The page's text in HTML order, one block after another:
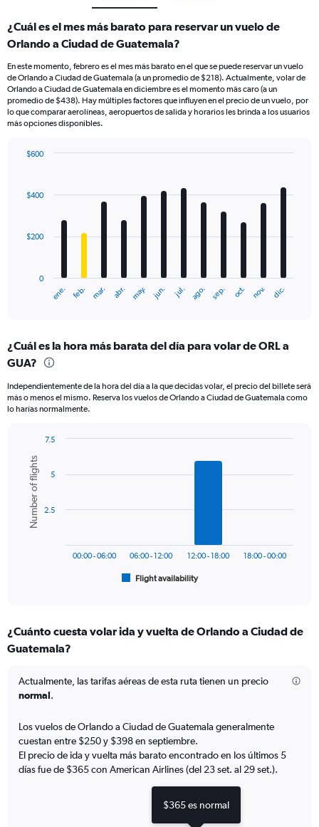
¿Cuál es el mes más barato para reservar un vuelo de
Orlando a Ciudad de Guatemala?
En este momento, febrero es el mes más barato en el que se puede reservar un vuelo
de Orlando a Ciudad de Guatemala (a un promedio de $218). Actualmente, volar de
Orlando a Ciudad de Guatemala en diciembre es el momento más caro (a un
promedio de $438). Hay múltiples factores que influyen en el precio de un vuelo, por
lo que comparar aerolíneas, aeropuertos de salida y horarios les brinda a los usuarios
más opciones disponibles.
with
12
The
Range:
12
The
chart
axis
displaying
values.
Range:
ene. feb. mar. abr. may. jun. jul. ago. sep. oct. nov. dic.
0
$200
$400
$600
¿Cuál es la hora más barata del día para volar de ORL a
GUA?
Independientemente de la hora del día a la que decidas volar, el precio del billete será
más o menos el mismo. Reserva los vuelos de Orlando a Ciudad de Guatemala como
lo harías normalmente.
chart
with
bars.
The
Range:
6
The
has
Y
axis
displaying
Number
Chart
graphic.
Number of flights
Flight availability
00:00 - 06:00 06:00 - 12:00 12:00 - 18:00 18:00 - 00:00
2.5
5
7.5
¿Cuánto cuesta volar ida y vuelta de Orlando a Ciudad de
Guatemala?
Actualmente, las tarifas aéreas de esta ruta tienen un precio
normal.
Los vuelos de Orlando a Ciudad de Guatemala generalmente
cuestan entre $250 y $398 en septiembre.
El precio de ida y vuelta más barato encontrado en los últimos 5
días fue de $365 con American Airlines (del 23 set. al 29 set.).
$365 es normal